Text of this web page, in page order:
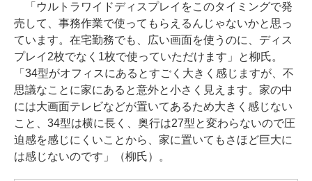
「ウルトラワイドディスプレイをこのタイミングで発
売して、事務作業で使ってもらえるんじゃないかと思っ
ています。在宅勤務でも、広い画面を使うのに、ディス
プレイ2枚でなく1枚で使っていただけます」と柳氏。
「34型がオフィスにあるとすごく大きく感じますが、不
思議なことに家にあると意外と小さく見えます。家の中
には大画面テレビなどが置いてあるため大きく感じない
こと、34型は横に長く、奥行は27型と変わらないので圧
迫感を感じにくいことから、家に置いてもさほど巨大に
は感じないのです」（柳氏）。